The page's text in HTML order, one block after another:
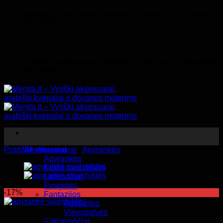
Aksesuarai
Apyrankės
Kaklo papuošalai
Laikrodžiai
Piniginės
Fantazijos
Raštuotos
Vienspalvės
Kaklaraiščiai
Pradžia /Aksesuarai Apyrankės
-17%